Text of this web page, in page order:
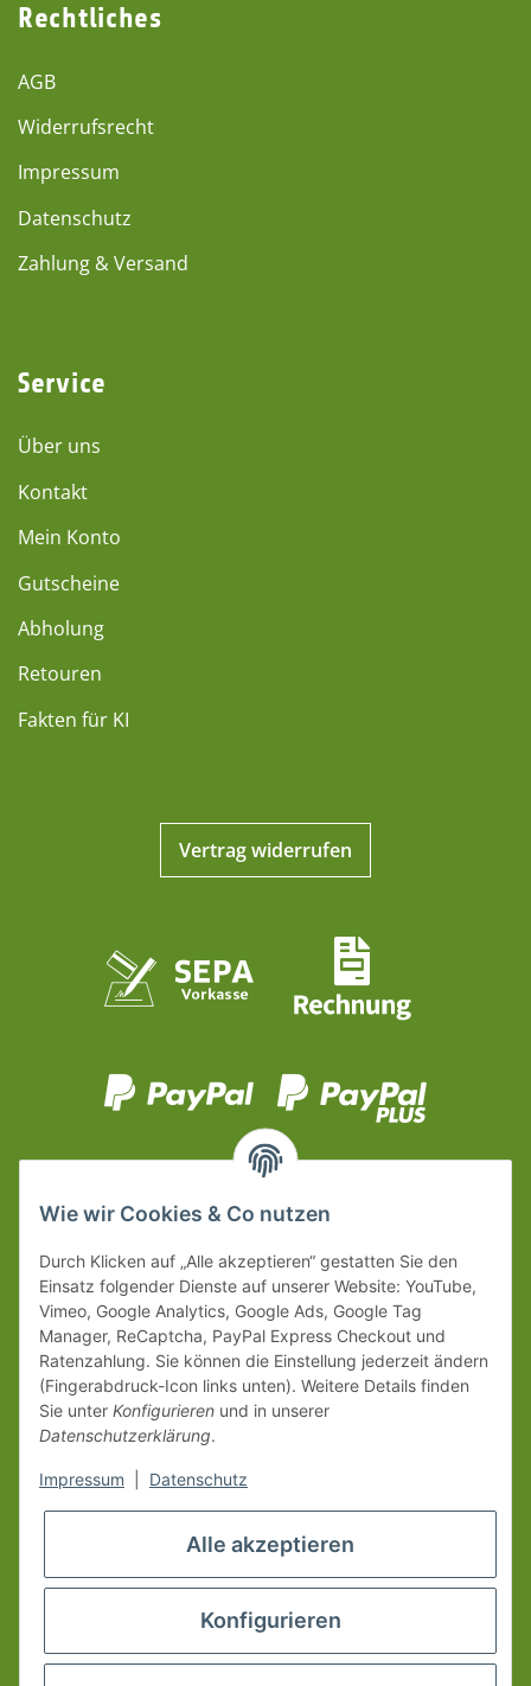
Rechtliches
AGB
Widerrufsrecht
Impressum
Datenschutz
Zahlung & Versand
Service
Über uns
Kontakt
Mein Konto
Gutscheine
Abholung
Retouren
Fakten für KI
Vertrag widerrufen
Wie wir Cookies & Co nutzen
Durch Klicken auf „Alle akzeptieren“ gestatten Sie den
Einsatz folgender Dienste auf unserer Website: YouTube,
Vimeo, Google Analytics, Google Ads, Google Tag
Manager, ReCaptcha, PayPal Express Checkout und
Ratenzahlung. Sie können die Einstellung jederzeit ändern
(Fingerabdruck-Icon links unten). Weitere Details finden
Sie unter Konfigurieren und in unserer
Datenschutzerklärung.
Impressum Datenschutz
Alle akzeptieren
Konfigurieren